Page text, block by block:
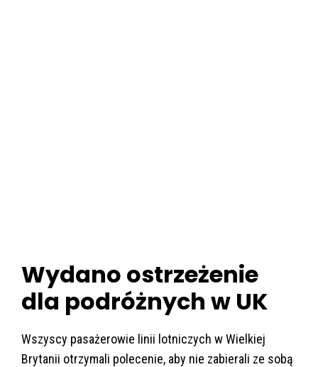
Wydano ostrzeżenie
dla podróżnych w UK
Wszyscy pasażerowie linii lotniczych w Wielkiej
Brytanii otrzymali polecenie, aby nie zabierali ze sobą